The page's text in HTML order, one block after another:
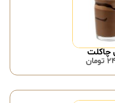
چاکلت
تومان